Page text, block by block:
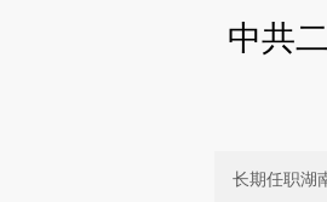
中共
长期任职湖